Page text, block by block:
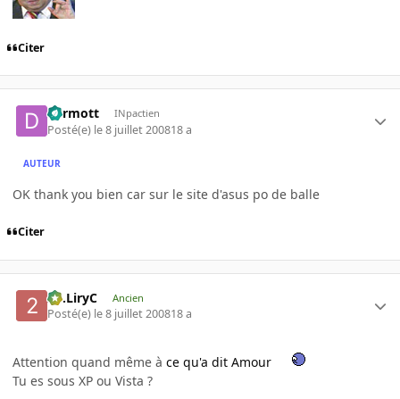
Citer
dermott INpactien
Posté(e) le 8 juillet 200818 a
AUTEUR
OK thank you bien car sur le site d'asus po de balle
Citer
2C.LiryC Ancien
Posté(e) le 8 juillet 200818 a
Attention quand même à ce qu'a dit Amour
Tu es sous XP ou Vista ?